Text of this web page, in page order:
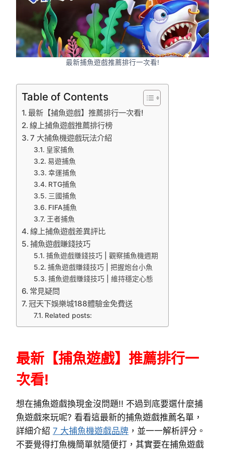
最新捕魚遊戲推薦排行一次看!
Table of Contents
最新【捕魚遊戲】推薦排行一次看!
線上捕魚遊戲推薦排行榜
7 大捕魚機遊戲玩法介紹
皇家捕魚
易遊捕魚
幸運捕魚
RTG捕魚
三國捕魚
FIFA捕魚
王者捕魚
線上捕魚遊戲差異評比
捕魚遊戲賺錢技巧
捕魚遊戲賺錢技巧 | 觀察捕魚機週期
捕魚遊戲賺錢技巧 | 把握炮台小魚
捕魚遊戲賺錢技巧 | 維持穩定心態
常見疑問
冠天下娛樂城188體驗金免費送
Related posts:
最新【捕魚遊戲】推薦排行一
次看!
想在捕魚遊戲換現金沒問題!! 不過到底要選什麼捕
魚遊戲來玩呢? 看看這最新的捕魚遊戲推薦名單，
詳細介紹 7 大捕魚機遊戲品牌 ，並一一解析評分。
不要覺得打魚機簡單就隨便打，其實要在捕魚遊戲